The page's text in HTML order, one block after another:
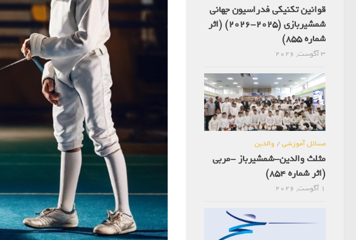
قوانین تکنیکی فدراسیون جهانی
شمشیربازی (2025-2026) (اثر
شماره 855)
3 آگوست, 2026
مسائل آموزشی/ والدین
مثلث والدین-شمشیرباز -مربی
(اثر شماره 854)
1 آگوست, 2026